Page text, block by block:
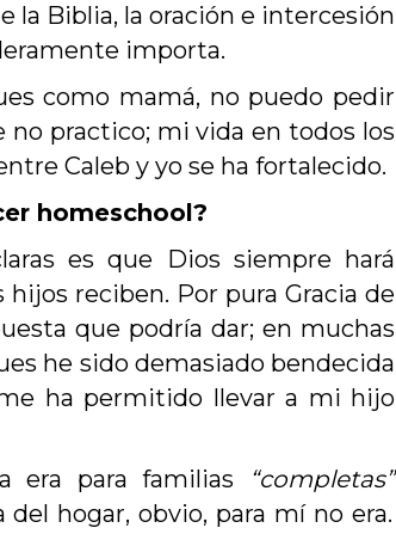
la Biblia, la oración e intercesión
importa.
como mamá, no puedo pedir
no practico; mi vida en todos los
Caleb y yo se ha fortalecido.
homeschool?
es que Dios siempre hará
reciben. Por pura Gracia de
que podría dar; en muchas
he sido demasiado bendecida
ha permitido llevar a mi hijo
era para familias
“completas”
hogar, obvio, para mí no era.